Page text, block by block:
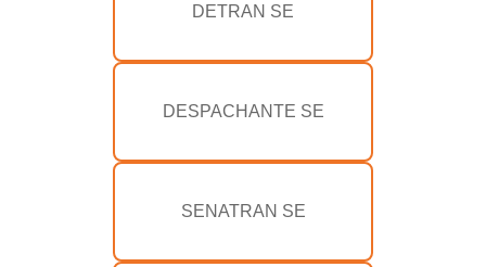
DETRAN SE
DESPACHANTE SE
SENATRAN SE